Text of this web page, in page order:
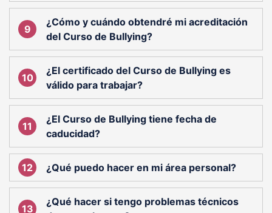
¿Cómo y cuándo obtendré mi acreditación
del Curso de Bullying?
¿El certificado del Curso de Bullying es
válido para trabajar?
¿El Curso de Bullying tiene fecha de
caducidad?
¿Qué puedo hacer en mi área personal?
¿Qué hacer si tengo problemas técnicos